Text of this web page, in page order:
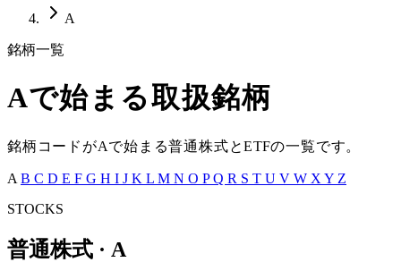
A
銘柄一覧
Aで始まる取扱銘柄
銘柄コードがAで始まる普通株式とETFの一覧です。
A B C D E F G H I J K L M N O PQ R S T U V W X Y Z
STOCKS
普通株式 · A